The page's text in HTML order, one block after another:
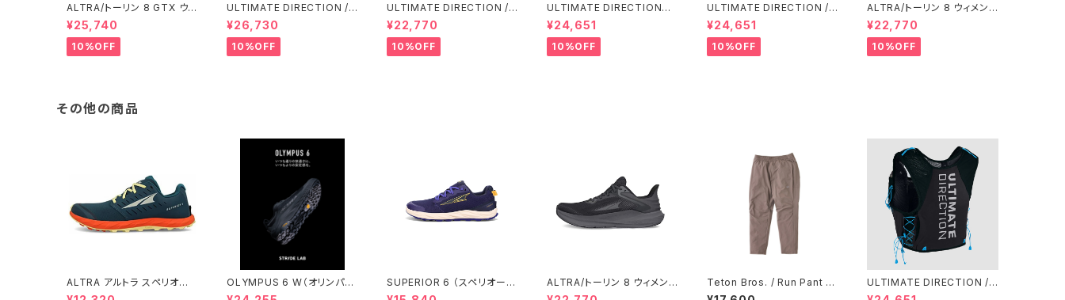
ALTRA/トーリン 8 GTX ウィ
メンズ
¥25,740
10%OFF
ULTIMATE DIRECTION /
アルティメット ディレクション
Fastpack 30 Men's / Fog
¥26,730
10%OFF
ULTIMATE DIRECTION /
アルティメット ディレクション
Fastpackher 20 Wome
n'S / Emerald 2.0
¥22,770
10%OFF
ULTIMATE DIRECTIONア
ルディメット ディレクション/ X
ODUS VESTA（エクソドス
ベスタ）ウィメンズ / ONYX
¥24,651
10%OFF
ULTIMATE DIRECTION /
アルティメット ディレクション
XODUS VEST（エクソドス
ベスト）メンズ / ONYX
¥24,651
10%OFF
ALTRA/トーリン 8 ウィメン
ズ Black/Black
¥22,770
10%OFF
その他の商品
ALTRA アルトラ スペリオー
ル 5 メンズ Blue/Orange
OLYMPUS 6 W（オリンパス
6）ウィメンズ BLACK
SUPERIOR 6 （スペリオール
6） ウィメンズ Dark Purple
ALTRA/トーリン 8 ウィメン
ズ Black/Black
Teton Bros. / Run Pant W
omen's / Chocolate
ULTIMATE DIRECTION /
アルティメット ディレクション